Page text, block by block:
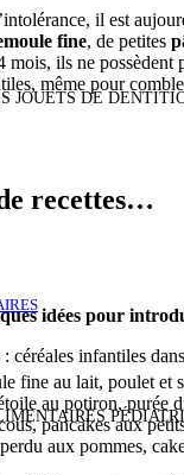
JOUETS DE
il est
fine, de petites
mois, ils ne
même pour
recettes…
idées pour
: céréales infantiles
fine au lait, poulet et
au potiron, purée
pancakes aux
aux pommes,